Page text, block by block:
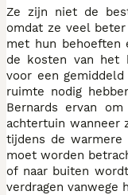
Ze zijn niet de
omdat ze veel
met hun behoeften
de kosten van het
voor een
ruimte nodig
Bernards ervan
achtertuin wanneer
tijdens de warmere
moet worden
of naar buiten
verdragen vanwege